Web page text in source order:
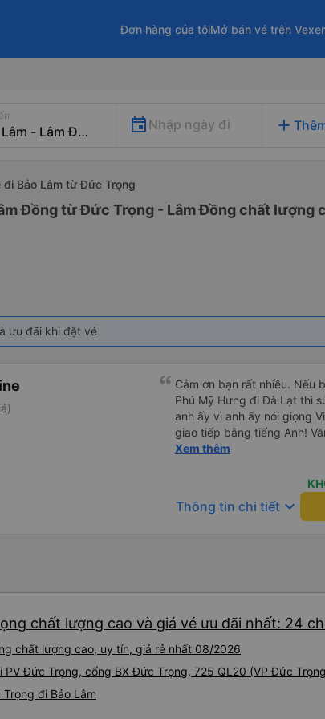
Đơn hàng của tôiMở bán vé trên
Nhập ngày đi add
đi Bảo Lâm từ Đức Trọng
Đồng từ Đức Trọng - Lâm Đồng chất lượng
ưu đãi khi đặt vé
Cảm ơn bạn rất nhiều. Nếu
Phú Mỹ Hưng đi Đà Lạt thì
anh ấy vì anh ấy nói giọng
giao tiếp bằng tiếng Anh!
trước khi lên xe, và mặc dù
bạn đi xe đưa đón (van) ở
hẹn. Vì bạn đang ở trên xe
họ, dù tài xế hoặc người
sự đánh giá cao mọi thứ.
được một chút tiếng Anh.
bắt xe buýt. Tôi chỉ đợi ở
xe đưa đón (Xe Van nhỏ
tâm. Chỉ vài phút sau, tôi
Xem thêm
Thông tin chi tiết keyboard_arrow_down
chất lượng cao và giá vé ưu đãi nhất: 24
chất lượng cao, uy tín, giá rẻ nhất 08/2026
PV Đức Trọng, cổng BX Đức Trọng, 725 QL20 (VP Đức
đi Bảo Lâm